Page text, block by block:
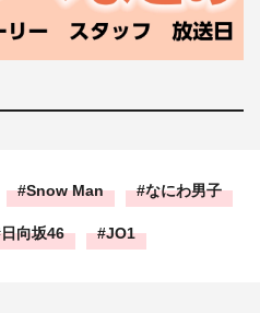
Snow Man なにわ男子
日向坂46 JO1